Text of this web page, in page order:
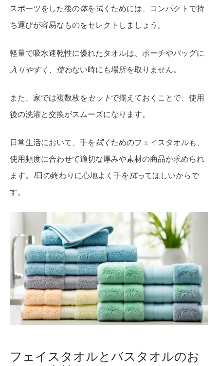
スポーツをした後の体を拭くためには、コンパクトで持
ち運びが容易なものをセレクトしましょう。
軽量で吸水速乾性に優れたタオルは、ポーチやバッグに
入りやすく、使わない時にも場所を取りません。
また、家では複数枚をセットで揃えておくことで、使用
後の洗濯と交換がスムーズになります。
日常生活において、手を拭くためのフェイスタオルも、
使用頻度に合わせて適切な厚みや素材の商品が求められ
ます。 1日の終わりに心地よく手を拭ってほしいからで
す。
フェイスタオルとバスタオルのお